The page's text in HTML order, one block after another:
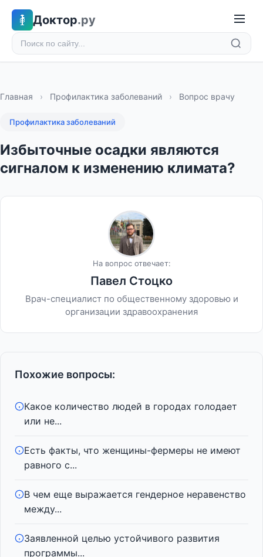
Доктор.ру
Главная › Профилактика заболеваний › Вопрос врачу
Профилактика заболеваний
Избыточные осадки являются
сигналом к изменению климата?
На вопрос отвечает:
Павел Стоцко
Врач-специалист по общественному здоровью и
организации здравоохранения
Похожие вопросы:
Какое количество людей в городах голодает
или не...
Есть факты, что женщины-фермеры не имеют
равного с...
В чем еще выражается гендерное неравенство
между...
Заявленной целью устойчивого развития
программы...